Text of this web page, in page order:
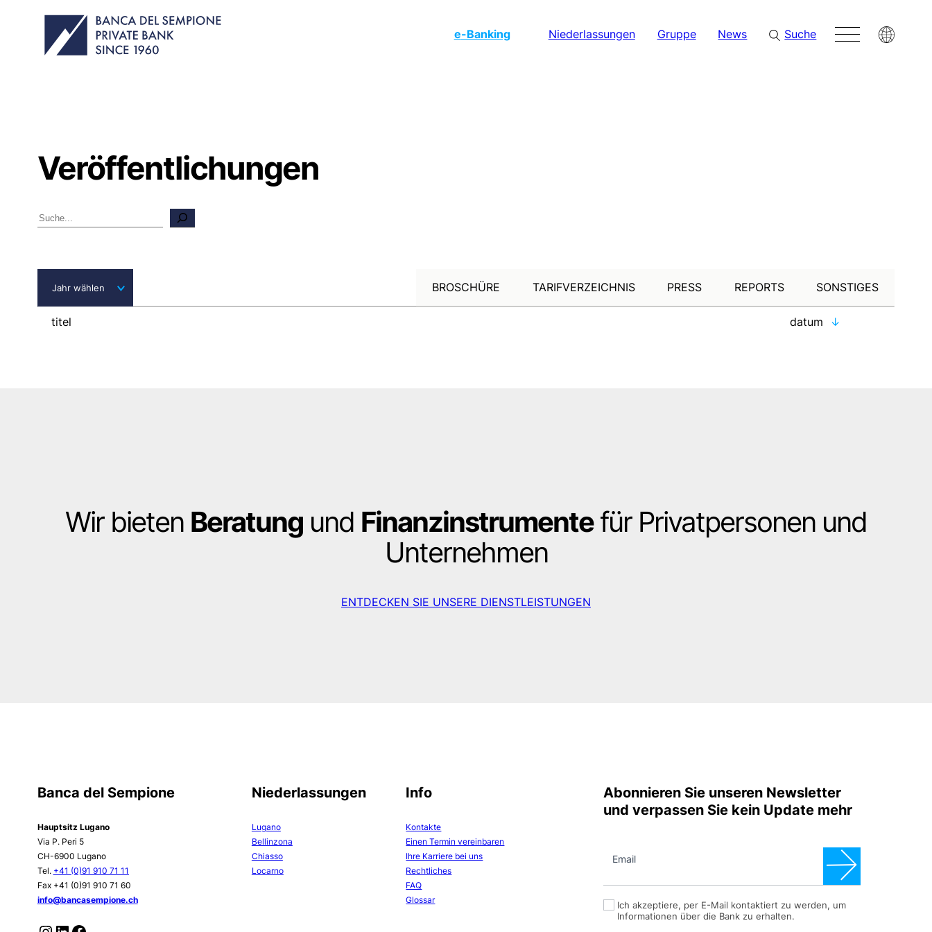
e-Banking Niederlassungen Gruppe News Suche
Veröffentlichungen
Suchen
BROSCHÜRE TARIFVERZEICHNIS PRESS REPORTS SONSTIGES
titel datum
Wir bieten Beratung und Finanzinstrumentefür Privatpersonen und
Unternehmen
ENTDECKEN SIE UNSERE DIENSTLEISTUNGEN
Banca del Sempione
Hauptsitz Lugano
Via P. Peri 5
CH-6900 Lugano
Tel. +41 (0)91 910 71 11
Fax +41 (0)91 910 71 60
info@bancasempione.ch
Niederlassungen
Lugano
Bellinzona
Chiasso
Locarno
Info
Kontakte
Einen Termin vereinbaren
Ihre Karriere bei uns
Rechtliches
FAQ
Glossar
Abonnieren Sie unseren Newsletter
und verpassen Sie kein Update mehr
s
l
Email
Ich akzeptiere, per E-Mail kontaktiert zu werden, um
Informationen über die Bank zu erhalten.